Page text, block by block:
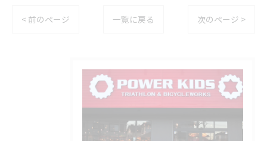
< 前のページ 一覧に戻る 次のページ >